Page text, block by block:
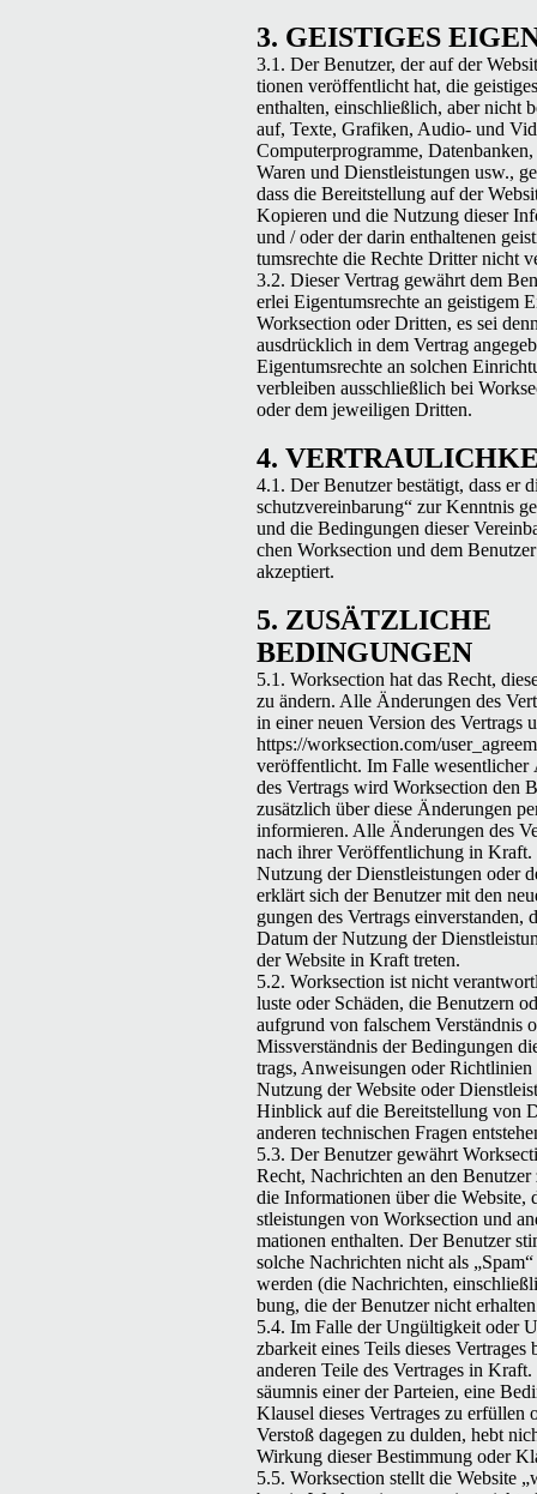
3. GEISTIGES
3.1. Der Benutzer, der auf der
tio­nen veröf­fentlicht hat, die
enthal­ten, ein­schließlich, aber nicht
auf, Texte, Grafiken, Audio- und
Com­put­er­pro­gramme,
Waren und Dien­stleis­tun­gen usw.,
dass die Bere­it­stel­lung auf der
Kopieren und die Nutzung dieser
und / oder der darin enthal­te­nen
tum­srechte die Rechte Drit­ter nicht
3.2. Dieser Ver­trag gewährt dem
er­lei Eigen­tum­srechte an geistigem
Work­sec­tion oder Drit­ten, es sei
aus­drück­lich in dem Ver­trag
Eigen­tum­srechte an solchen
verbleiben auss­chließlich bei
oder dem jew­eili­gen Dritten.
4.
4.1. Der Benutzer bestätigt, dass er
schutzvere­in­barung“ zur Ken­nt­nis
und die Bedin­gun­gen dieser
chen Work­sec­tion und dem
akzeptiert.
5. ZUSÄT­ZLICHE
BEDINGUNGEN
5.1. Work­sec­tion hat das Recht,
zu ändern. Alle Änderun­gen des
in ein­er neuen Ver­sion des Ver­trags
https://worksection.com/
veröf­fentlicht. Im Falle wesentlich­er
des Ver­trags wird Work­sec­tion den
zusät­zlich über diese Änderun­gen
informieren. Alle Änderun­gen des
nach ihrer Veröf­fentlichung in
Nutzung der Dien­stleis­tun­gen oder
erk­lärt sich der Benutzer mit den
gun­gen des Ver­trags ein­ver­standen,
Datum der Nutzung der
der Web­site in Kraft treten.
5.2. Work­sec­tion ist nicht
luste oder Schä­den, die Benutzern
auf­grund von falschem Ver­ständ­nis
Missver­ständ­nis der Bedin­gun­gen
trags, Anweisun­gen oder Richtlin­ien
Nutzung der Web­site oder
Hin­blick auf die Bere­it­stel­lung von
anderen tech­nis­chen Fra­gen
5.3. Der Benutzer gewährt
Recht, Nachricht­en an den Benutzer
die Infor­ma­tio­nen über die
stleis­tun­gen von Work­sec­tion und
ma­tio­nen enthal­ten. Der Benutzer
solche Nachricht­en nicht als „
wer­den (die Nachricht­en,
bung, die der Benutzer nicht
5.4. Im Falle der Ungültigkeit oder
zbarkeit eines Teils dieses Ver­trages
anderen Teile des Ver­trages in
säum­nis ein­er der Parteien, eine
Klausel dieses Ver­trages zu erfüllen
Ver­stoß dage­gen zu dulden, hebt
Wirkung dieser Bes­tim­mung oder
5.5. Work­sec­tion stellt die Web­site „